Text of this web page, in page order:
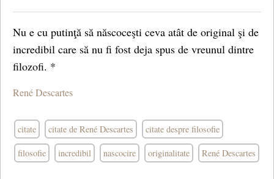
Nu e cu putinţă să născoceşti ceva atât de original şi de
incredibil care să nu fi fost deja spus de vreunul dintre
filozofi. *
René Descartes
citate citate de René Descartes citate despre filosofie
filosofie incredibil nascocire originalitate René Descartes